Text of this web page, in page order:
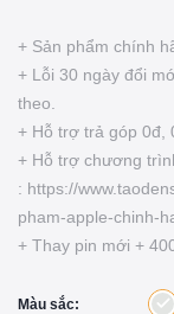
+ Sản phẩm chính
+ Lỗi 30 ngày đổi
theo.
+ Hỗ trợ trả góp 0đ,
+ Hỗ trợ chương
: https://
pham-apple-chinh-
+ Thay pin mới +
Màu sắc: